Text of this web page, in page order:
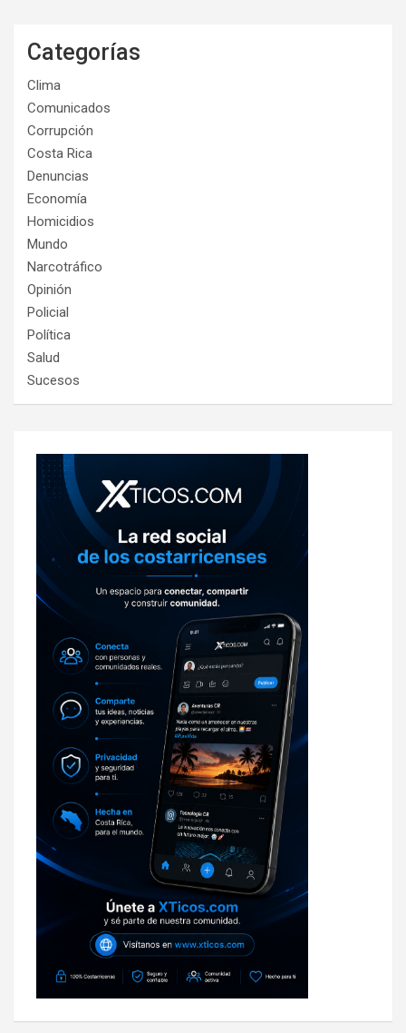
Categorías
Clima
Comunicados
Corrupción
Costa Rica
Denuncias
Economía
Homicidios
Mundo
Narcotráfico
Opinión
Policial
Política
Salud
Sucesos